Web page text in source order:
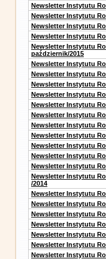
Newsletter Instytutu
Newsletter Instytutu
Newsletter Instytutu
Newsletter Instytutu
Newsletter Instytutu
październik/2015
Newsletter Instytutu
Newsletter Instytutu
Newsletter Instytutu
Newsletter Instytutu
Newsletter Instytutu
Newsletter Instytutu
Newsletter Instytutu
Newsletter Instytutu
Newsletter Instytutu
Newsletter Instytutu
Newsletter Instytutu
Newsletter Instytutu
/2014
Newsletter Instytutu
Newsletter Instytutu
Newsletter Instytutu
Newsletter Instytutu
Newsletter Instytutu
Newsletter Instytutu
Newsletter Instytutu